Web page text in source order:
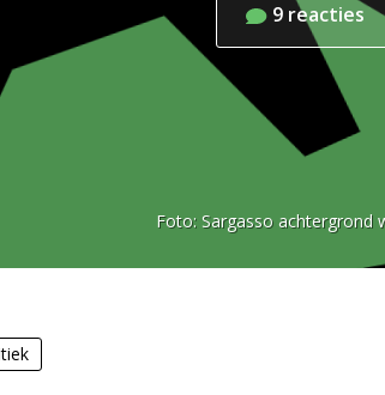
9 reacties
Foto: Sargasso achtergrond